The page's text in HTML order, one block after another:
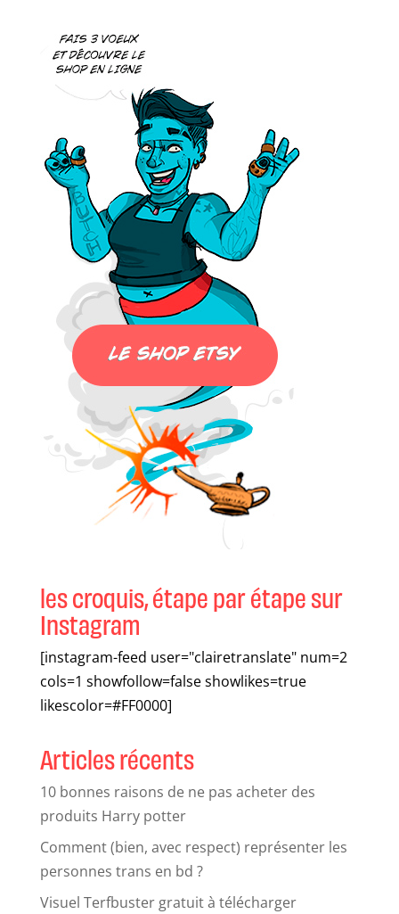
les croquis, étape par étape sur
Instagram
[instagram-feed user="clairetranslate" num=2
cols=1 showfollow=false showlikes=true
likescolor=#FF0000]
Articles récents
10 bonnes raisons de ne pas acheter des
produits Harry potter
Comment (bien, avec respect) représenter les
personnes trans en bd ?
Visuel Terfbuster gratuit à télécharger